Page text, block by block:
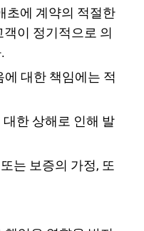
초에 계약의 적절한
이 정기적으로 의
대한 책임에는 적
한 상해로 인해 발
는 보증의 가정, 또